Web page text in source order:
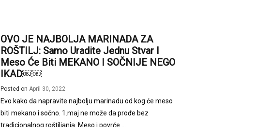
OVO JE NAJBOLJA MARINADA ZA
ROŠTILJ: Samo Uradite Jednu Stvar I
Meso Će Biti MEKANO I SOČNIJE NEGO
IKAD￼￼
Posted onApril 30, 2022
Evo kako da napravite najbolju marinadu od kog će meso
biti mekano i sočno. 1.maj ne može da prođe bez
tradicionalnog roštiljanja. Meso i povrće ...